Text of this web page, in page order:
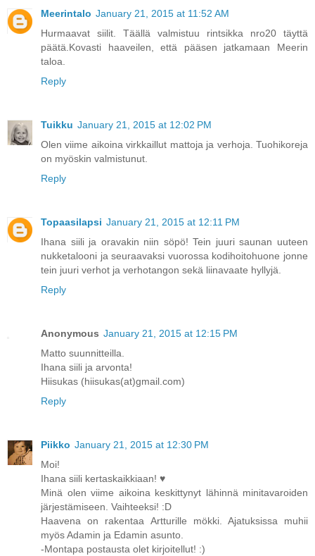
Meerintalo January 21, 2015 at 11:52 AM
Hurmaavat siilit. Täällä valmistuu rintsikka nro20 täyttä
päätä.Kovasti haaveilen, että pääsen jatkamaan Meerin
taloa.
Reply
Tuikku January 21, 2015 at 12:02 PM
Olen viime aikoina virkkaillut mattoja ja verhoja. Tuohikoreja
on myöskin valmistunut.
Reply
Topaasilapsi January 21, 2015 at 12:11 PM
Ihana siili ja oravakin niin söpö! Tein juuri saunan uuteen
nukketalooni ja seuraavaksi vuorossa kodihoitohuone jonne
tein juuri verhot ja verhotangon sekä liinavaate hyllyjä.
Reply
Anonymous January 21, 2015 at 12:15 PM
Matto suunnitteilla.
Ihana siili ja arvonta!
Hiisukas (hiisukas(at)gmail.com)
Reply
Piikko January 21, 2015 at 12:30 PM
Moi!
Ihana siili kertaskaikkiaan! ♥
Minä olen viime aikoina keskittynyt lähinnä minitavaroiden
järjestämiseen. Vaihteeksi! :D
Haavena on rakentaa Artturille mökki. Ajatuksissa muhii
myös Adamin ja Edamin asunto.
-Montapa postausta olet kirjoitellut! :)